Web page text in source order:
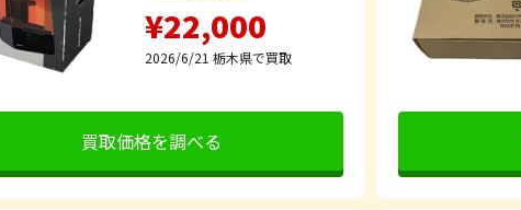
¥22,000
2026/6/21 栃木県で買取
買取価格を調べる